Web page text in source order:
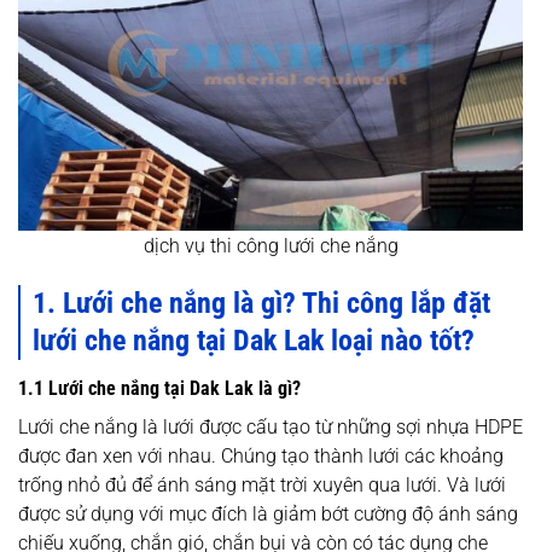
dịch vụ thi công lưới che nắng
1. Lưới che nắng là gì? Thi công lắp đặt
lưới che nắng tại Dak Lak loại nào tốt?
1.1 Lưới che nắng tại Dak Lak là gì?
Lưới che nắng là lưới được cấu tạo từ những sợi nhựa HDPE
được đan xen với nhau. Chúng tạo thành lưới các khoảng
trống nhỏ đủ để ánh sáng mặt trời xuyên qua lưới. Và lưới
được sử dụng với mục đích là giảm bớt cường độ ánh sáng
chiếu xuống, chắn gió, chắn bụi và còn có tác dụng che